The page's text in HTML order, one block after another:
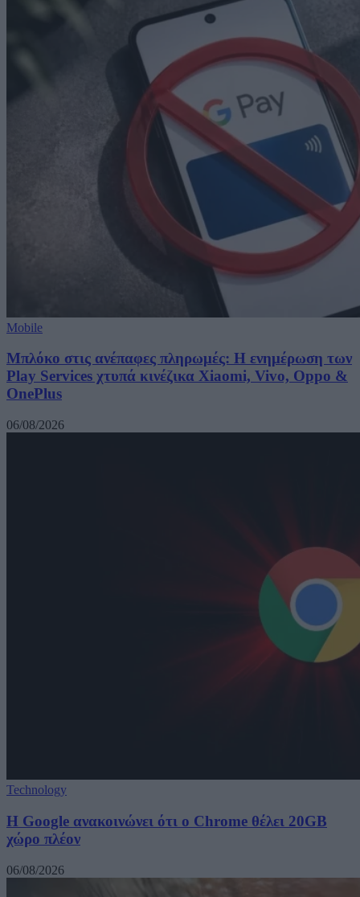
Mobile
Μπλόκο στις ανέπαφες πληρωμές: Η ενημέρωση των
Play Services χτυπά κινέζικα Xiaomi, Vivo, Oppo &
OnePlus
06/08/2026
Technology
Η Google ανακοινώνει ότι ο Chrome θέλει 20GB
χώρο πλέον
06/08/2026